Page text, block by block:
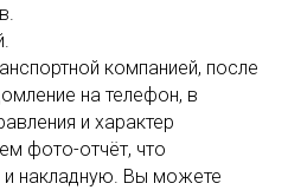
компанией, после
на телефон, в
и характер
фото-отчёт, что
и накладную. Вы можете